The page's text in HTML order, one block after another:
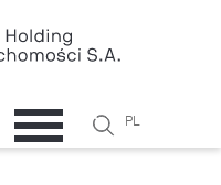
Search
SearchPL